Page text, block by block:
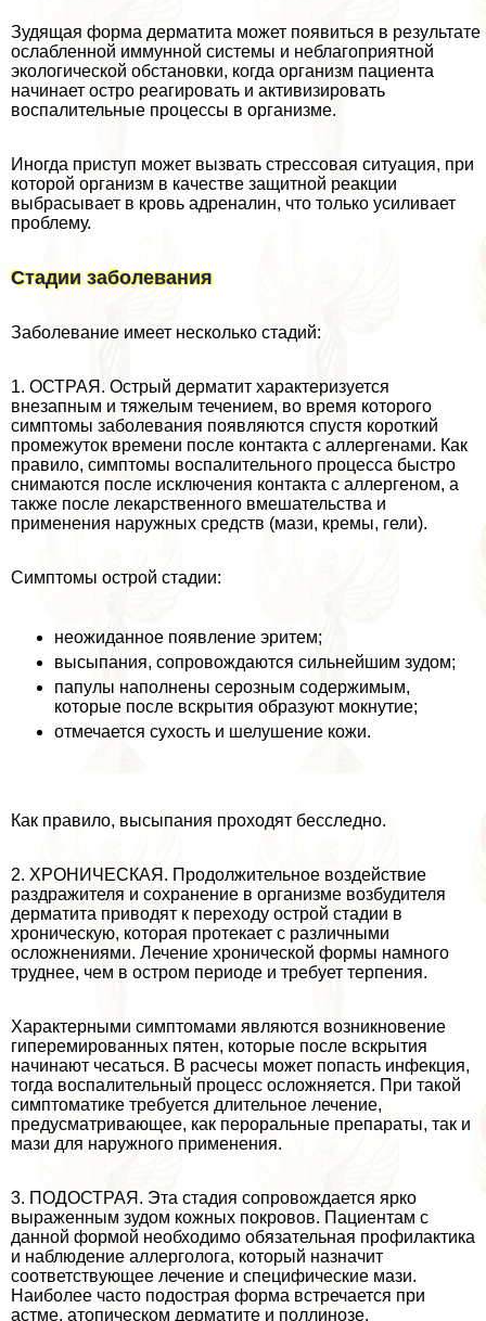
Зудящая форма дерматита может появиться в результате
ослабленной иммунной системы и нeблагоприятной
экологической обстановки, когда организм пациента
начинает остро реагировать и активизировать
воспалительные процессы в организме.
Иногда приступ может вызвать стрессовая ситуация, при
которой организм в качестве защитной реакции
выбрасывает в кровь адреналин, что только усиливает
проблему.
Стадии заболевания
Заболевание имеет несколько стадий:
1. ОСТРАЯ. Острый дерматит хаpaктеризуется
внезапным и тяжелым течением, во время которого
симптомы заболевания появляются спустя короткий
промежуток времени после контакта с аллергенами. Как
правило, симптомы воспалительного процесса быстро
снимаются после исключения контакта с аллергеном, а
также после лекарственного вмешательства и
применения наружных средств (мази, кремы, гели).
Симптомы острой стадии:
неожиданное появление эритем;
высыпания, сопровождаются сильнейшим зудом;
папулы наполнены серозным содержимым,
которые после вскрытия образуют мокнутие;
отмечается сухость и шелушение кожи.
Как правило, высыпания проходят бесследно.
2. ХРОНИЧЕСКАЯ. Продолжительное воздействие
раздражителя и сохранение в организме возбудителя
дерматита приводят к переходу острой стадии в
хроническую, которая протекает с различными
осложнениями. Лечение хронической формы намного
труднее, чем в остром периоде и требует терпения.
Хаpaктерными симптомами являются возникновение
гиперемированных пятен, которые после вскрытия
начинают чесаться. В расчесы может попасть инфекция,
тогда воспалительный процесс осложняется. При такой
симптоматике требуется длительное лечение,
предусматривающее, как перopaльные препараты, так и
мази для наружного применения.
3. ПОДОСТРАЯ. Эта стадия сопровождается ярко
выраженным зудом кожных покровов. Пациентам с
данной формой необходимо обязательная профилактика
и наблюдение аллерголога, который назначит
соответствующее лечение и специфические мази.
Наиболее часто подострая форма встречается при
астме, атопическом дерматите и поллинозе.